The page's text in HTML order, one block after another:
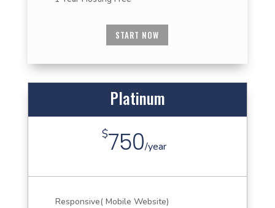
START NOW
Platinum
$750/year
Responsive( Mobile Website)